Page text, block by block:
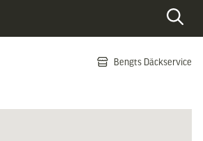
Bengts Däckservice